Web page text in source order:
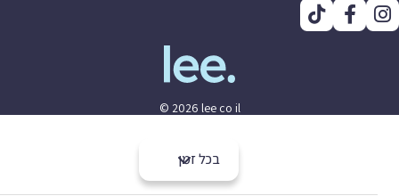
בכל זמן
© 2026 lee co il